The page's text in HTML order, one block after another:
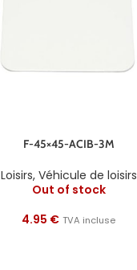
F-45×45-ACIB-3M
Loisirs, Véhicule de loisirs
Out of stock
4.95 € TVA incluse